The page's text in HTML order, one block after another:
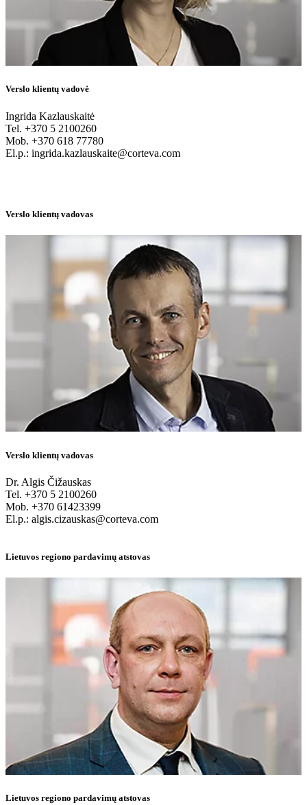
Verslo klientų vadovė
Ingrida Kazlauskaitė
Tel. +370 5 2100260
Mob. +370 618 77780
El.p.: ingrida.kazlauskaite@corteva.com
Verslo klientų vadovas
Verslo klientų vadovas
Dr. Algis Čižauskas
Tel. +370 5 2100260
Mob. +370 61423399
El.p.: algis.cizauskas@corteva.com
Lietuvos regiono pardavimų atstovas
Lietuvos regiono pardavimų atstovas